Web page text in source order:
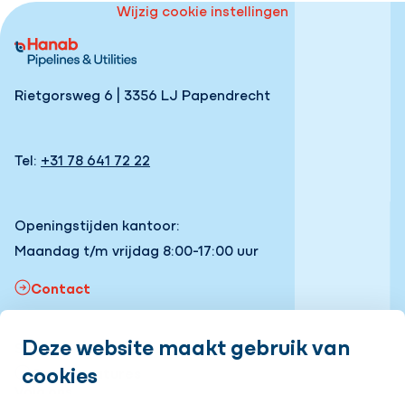
Deze website maakt gebruik van
cookies
Wijzig cookie instellingen
Rietgorsweg 6 | 3356 LJ Papendrecht
Tel: +31 78 641 72 22
Openingstijden kantoor:
Maandag t/m vrijdag 8:00-17:00 uur
Contact
Snel naar
Onze vacatures